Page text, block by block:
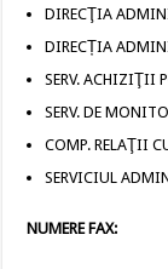
DIRECŢIA
DIRECȚIA
SERV. ACHIZIŢII
SERV. DE
COMP. RELAŢII
SERVICIUL
NUMERE FAX: